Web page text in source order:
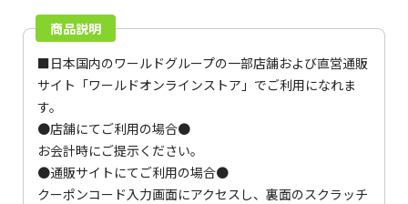
商品説明
■日本国内のワールドグループの一部店舗および直営通販
サイト「ワールドオンラインストア」でご利用になれま
す。
●店舗にてご利用の場合●
お会計時にご提示ください。
●通販サイトにてご利用の場合●
クーポンコード入力画面にアクセスし、裏面のスクラッチ